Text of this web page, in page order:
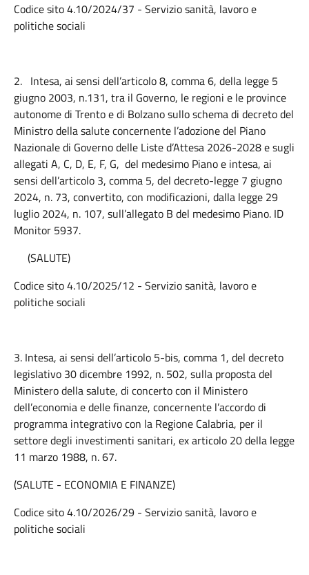
Codice sito 4.10/2024/37 - Servizio sanità, lavoro e
politiche sociali
2. Intesa, ai sensi dell’articolo 8, comma 6, della legge 5
giugno 2003, n.131, tra il Governo, le regioni e le province
autonome di Trento e di Bolzano sullo schema di decreto del
Ministro della salute concernente l’adozione del Piano
Nazionale di Governo delle Liste d’Attesa 2026-2028 e sugli
allegati A, C, D, E, F, G, del medesimo Piano e intesa, ai
sensi dell’articolo 3, comma 5, del decreto-legge 7 giugno
2024, n. 73, convertito, con modificazioni, dalla legge 29
luglio 2024, n. 107, sull’allegato B del medesimo Piano. ID
Monitor 5937.
(SALUTE)
Codice sito 4.10/2025/12 - Servizio sanità, lavoro e
politiche sociali
3. Intesa, ai sensi dell’articolo 5-bis, comma 1, del decreto
legislativo 30 dicembre 1992, n. 502, sulla proposta del
Ministero della salute, di concerto con il Ministero
dell’economia e delle finanze, concernente l’accordo di
programma integrativo con la Regione Calabria, per il
settore degli investimenti sanitari, ex articolo 20 della legge
11 marzo 1988, n. 67.
(SALUTE - ECONOMIA E FINANZE)
Codice sito 4.10/2026/29 - Servizio sanità, lavoro e
politiche sociali